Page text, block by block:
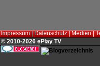
Impressum|Datenschutz|Medien|
© 2010-2026 ePlay TV